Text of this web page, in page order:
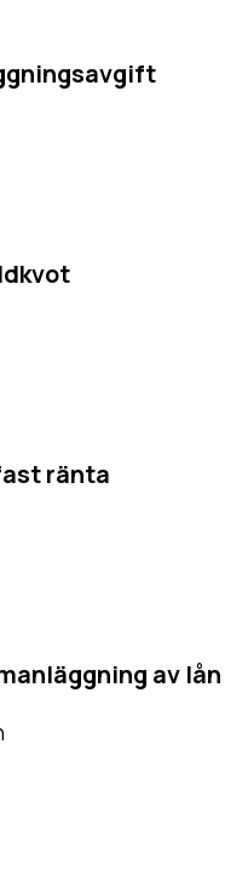
ränta
av lån